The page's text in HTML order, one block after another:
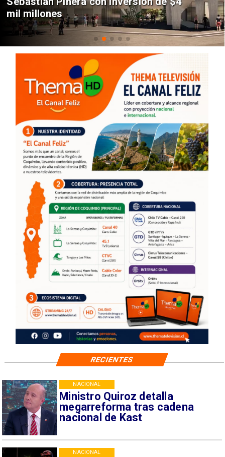
mil millones
Ministro Quiroz detalla
megarreforma tras cadena
nacional de Kast
NACIONAL
NACIONAL
RECIENTES